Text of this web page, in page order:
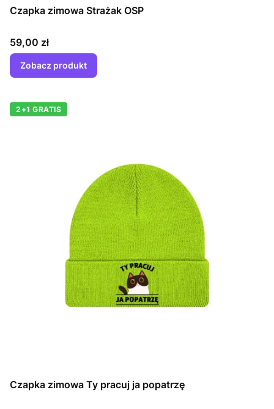
Czapka zimowa Strażak OSP
Cena
59,00 zł
Zobacz produkt
2+1 GRATIS
Czapka zimowa Ty pracuj ja popatrzę